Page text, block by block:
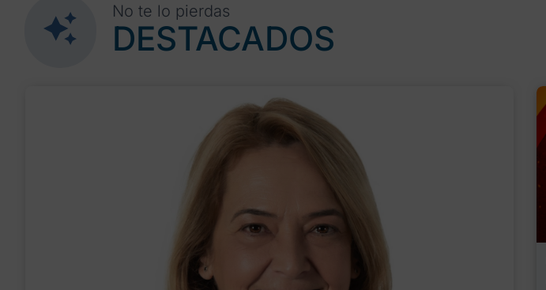
No te lo pierdas
DESTACADOS